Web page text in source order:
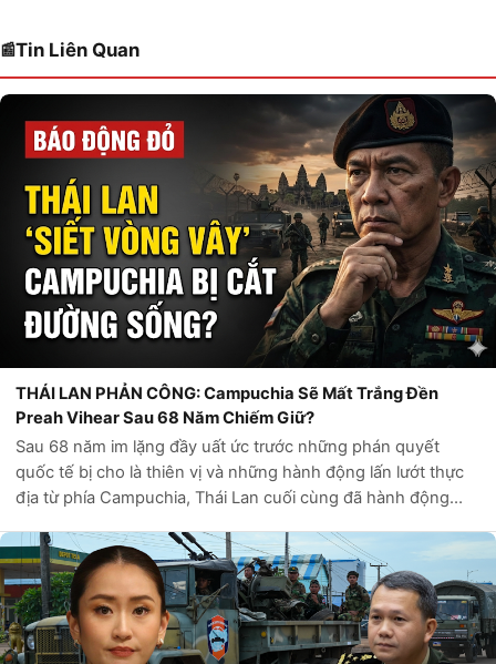
Tin Liên Quan
THÁI LAN PHẢN CÔNG: Campuchia Sẽ Mất Trắng Đền
Preah Vihear Sau 68 Năm Chiếm Giữ?
Sau 68 năm im lặng đầy uất ức trước những phán quyết
quốc tế bị cho là thiên vị và những hành động lấn lướt thực
địa từ phía Campuchia, Thái Lan cuối cùng đã hành động
trong tranh chấp lãnh thổ...